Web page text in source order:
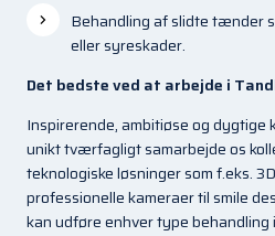
Behandling af slidte tænder
eller syreskader.
Det bedste ved at arbejde i
Inspirerende, ambitiøse og dygtige
unikt tværfagligt samarbejde os
teknologiske løsninger som f.eks.
professionelle kameraer til smile
kan udføre enhver type behandling